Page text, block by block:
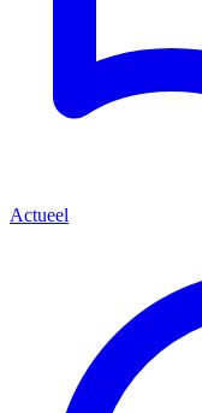
Actueel